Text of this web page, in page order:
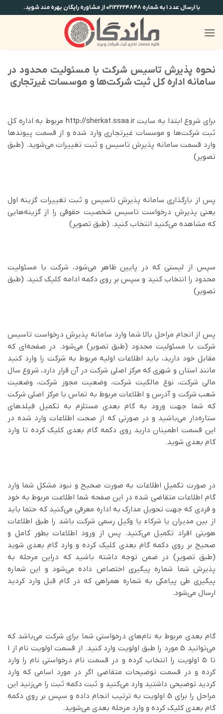
to
content
با ارسال عدد ۱ به شماره ۰۲۱۲۲۲۲۴۸۴۸ از مشاوره رایگان بهره مند شوید.
نحوه پذیرش تاسیس شرکت با مسئولیت محدود در
سامانه اداره کل ثبت شرکت‌ها و موسسات غیرتجاری
برای شروع ابتدا به سایت http://sherkat.ssaa.ir مربوط به اداره کل
ثبت شرکت‌ها و موسسات غیرتجاری وارد شده و از قسمت پیوندها
وارد قسمت سامانه پذیرش تاسیس و ثبت تغییرات می‌شوید. (طبق
تصویر)
پس از بارگذاری سامانه پذیرش تاسیس و ثبت تغییرات گزینه اول
یعنی پذیرش درخواست تاسیس شخصیت حقوقی را از گزینه‌هایی
که مشاهده می‌کنید انتخاب کنید. (طبق تصویر)
سپس از لیستی که در پایین ظاهر می‌شود، شرکت با مسئولیت
محدود را انتخاب کنید و سپس بر روی دکمه ادامه کلیک کنید. (طبق
تصویر)
پس از انجام مراحل بالا شما وارد سامانه پذیرش درخواست تاسیس
شرکت با مسئولیت محدود (طبق تصویر) می‌شود. در صفحه‌ای که
مقابل خود دارید، باید اطلاعات اولیه مربوط به شرکت را وارد کنید
مانند استان و شهری که مرکز اصلی شرکت در آن قرار دارد، شروع سال
مالی شرکت، نوع مالکیت شرکت، وضعیت مجوز شرکت، وضعیت
شعب شرکت و آدرس و اطلاعات مربوط به تماس با مرکز اصلی شرکت
که شما جهت ورود به گام بعدی مستلزم به تکمیل فیلدهای
ستاره‌دار می‌باشید و در صورتی که از صحت اطلاعات وارد شده در
این قسمت اطمینان دارید روی دکمه گام بعدی کلیک کرده تا وارد
گام بعدی شوید.
در صورت تکمیل اطلاعات به صورت صحیح و نبود مشکل شما وارد
گام اطلاعات متقاضی شده در این صفحه شما اطلاعت مربوط به خود
و فردی که جهت تحویل مدارک به اداره معرفی می‌کنید که حتما باید
از بین مدیران یا شرکاء یا وکیل رسمی شرکت باشد را طبق اطلاعات
هویتی افراد تکمیل می‌کنید. پس از ورود اطلاعات بطور کامل و
صحیح بر روی دکمه گام بعدی کلیک کرده و وارد گام بعدی شوید
(طبق تصویر) در ضمن توجه داشته باشید که دراین مرحله به
پذیرش شما شماره پیگیری اختصاص داده می‌شود و این شماره
پیگیری طی پیامکی به شماره همراهی که در گام قبل وارد کردید
ارسال می‌شود.
گام بعدی مربوط به نام‌های درخواستی شما برای شرکت می‌باشد که
می‌توانید 5 مورد را طبق اولویت وارد کنید.‌ از قسمت اولویت نام از 1
تا 5 اولویت را انتخاب کرده و در قسمت نام درخواستی نام را وارد
کرده و در قسمت توضیحات متقاضی اگر در مورد اسامی که وارد
کردید توضیحی داشتید وارد می‌کنید و ثبت دکمه ثبت را می‌زنید این
مراحل را برای 5 اولویت به ترتیب انجام داده و سپس بر روی دکمه
گام بعدی کلیک کرده و وارد مرحله بعدی می‌شوید.